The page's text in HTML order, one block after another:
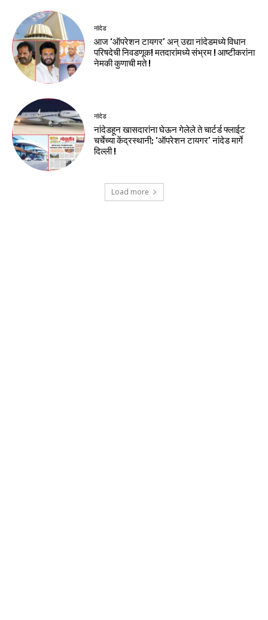
नांदेड
आज ‘ऑपरेशन टायगर’ अन् उद्या नांदेडमध्ये विधान
परिषदेची निवडणूक! मतदारांमध्ये संभ्रम ! आष्टीकरांना
नेमकी कुणाची मते !
नांदेड
नांदेडहून खासदारांना घेऊन गेलेले ते चार्टर्ड फ्लाईट
चर्चेच्या केंद्रस्थानी; ‘ऑपरेशन टायगर’ नांदेड मार्गे
दिल्ली !
Load more